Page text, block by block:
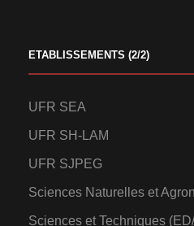
ETABLISSEMENTS (2/2)
UFR SEA
UFR SH-LAM
UFR SJPEG
Sciences Naturelles et
Sciences et Techniques